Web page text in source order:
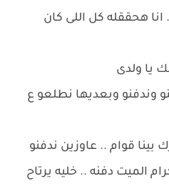
انا هحققله كل اللى كان
يا ولدى
وندفنو وبعديها نطلعو ع
قوام .. عاوزين ندفنو
الميت دفنه .. خليه يرتاح